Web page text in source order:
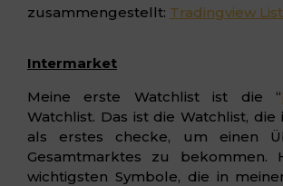
zusammengestellt: Tradingview
Intermarket
Meine erste Watchlist ist die “
Watchlist. Das ist die Watchlist, die
als erstes checke, um einen
Gesamtmarktes zu bekommen.
wichtigsten Symbole, die in